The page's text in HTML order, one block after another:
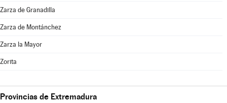
Zarza de Granadilla
Zarza de Montánchez
Zarza la Mayor
Zorita
Provincias de Extremadura